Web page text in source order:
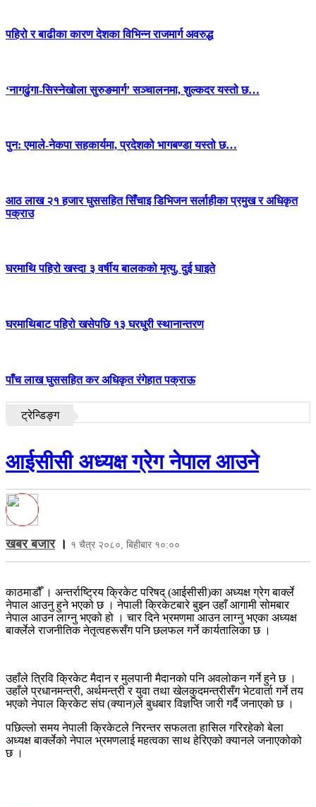
पहिरो र बाढीका कारण देशका विभिन्न राजमार्ग अवरुद्ध
‘नागढुंगा-सिस्नेखोला सुरुङमार्ग’ सञ्चालनमा, शुल्कदर यस्तो छ…
पुन: एमाले-नेकपा सहकार्यमा, प्रदेशको भागबण्डा यस्तो छ…
आठ लाख २१ हजार घुससहित सिँचाइ डिभिजन सर्लाहीका प्रमुख र अधिकृत
पक्राउ
घरमाथि पहिरो खस्दा ३ वर्षीय बालकको मृत्यु, दुई घाइते
घरमाथिबाट पहिरो खसेपछि १३ घरधुरी स्थानान्तरण
पाँच लाख घुससहित कर अधिकृत रंगेहात पक्राऊ
ट्रेन्डिङ्ग
आईसीसी अध्यक्ष ग्रेग नेपाल आउने
खबर बजार। १ चैत्र २०८०, बिहीबार १०:००
काठमाडौँ । अन्तर्राष्ट्रिय क्रिकेट परिषद् (आईसीसी)का अध्यक्ष ग्रेग बार्क्ले
नेपाल आउनु हुने भएको छ । नेपाली क्रिकेटबारे बुझ्न उहाँ आगामी सोमबार
नेपाल आउन लाग्नु भएको हो । चार दिने भ्रमणमा आउन लाग्नु भएका अध्यक्ष
बार्क्लेले राजनीतिक नेतृत्वहरूसँग पनि छलफल गर्ने कार्यतालिका छ ।
उहाँले त्रिवि क्रिकेट मैदान र मुलपानी मैदानको पनि अवलोकन गर्ने हुने छ ।
उहाँले प्रधानमन्त्री, अर्थमन्त्री र युवा तथा खेलकुदमन्त्रीसँग भेटवार्ता गर्ने तय
भएको नेपाल क्रिकेट संघ (क्यान)ले बुधबार विज्ञप्ति जारी गर्दै जनाएको छ ।
पछिल्लो समय नेपाली क्रिकेटले निरन्तर सफलता हासिल गरिरहेको बेला
अध्यक्ष बार्क्लेको नेपाल भ्रमणलाई महत्वका साथ हेरिएको क्यानले जनाएकोको
छ ।